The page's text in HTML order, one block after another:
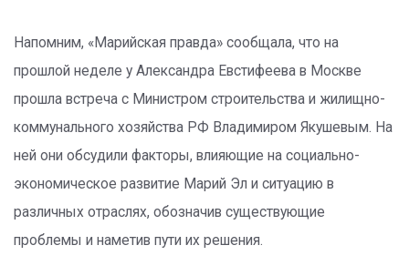
Напомним, «Марийская правда» сообщала, что на
прошлой неделе у Александра Евстифеева в Москве
прошла встреча с Министром строительства и жилищно-
коммунального хозяйства РФ Владимиром Якушевым. На
ней они обсудили факторы, влияющие на социально-
экономическое развитие Марий Эл и ситуацию в
различных отраслях, обозначив существующие
проблемы и наметив пути их решения.